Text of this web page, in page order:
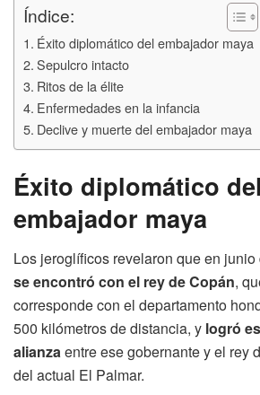
Índice:
Éxito diplomático del embajador maya
Sepulcro intacto
Ritos de la élite
Enfermedades en la infancia
Declive y muerte del embajador maya
Éxito diplomático del
embajador maya
Los jeroglíficos revelaron que en junio
se encontró con el rey de Copán,
corresponde con el departamento
500 kilómetros de distancia, y logró
alianzaentre ese gobernante y el rey
del actual El Palmar.